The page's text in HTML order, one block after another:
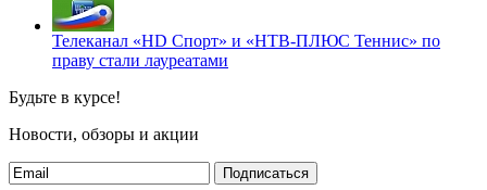
Телеканал «HD Спорт» и «НТВ-ПЛЮС Теннис» по
праву стали лауреатами
Будьте в курсе!
Новости, обзоры и акции
Подписаться